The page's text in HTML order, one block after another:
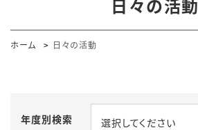
日々の活動
ホーム 日々の活動
年度別検索 選択してください